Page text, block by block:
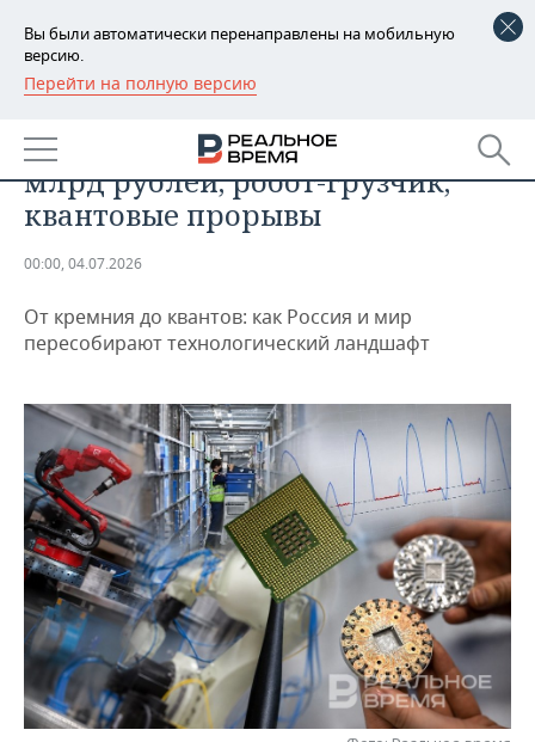
Вы были автоматически перенаправлены на мобильную
версию.
Перейти на полную версию
РЕГИОНЫ
БАШКОРТОСТАН
ТАТАРСТАН
НОВОСТИ
АНАЛИТИКА
ДЕКЛАРАЦИИ О ДОХОДАХ
КОРОЛИ ГОСЗАКАЗА ПФО
ВУЗЫ ТАТАРСТАНА
КОМУ ПРИНАДЛЕЖАТ
ТОРГОВЫЕ ЦЕНТРЫ
ТАТАРСТАНА
НОВОСТИ ЭКОНОМИКИ
ФИНАНСЫ
БАНКИ
БЮДЖЕТ
ИНВЕСТИЦИИ
ПРОМЫШЛЕННОСТЬ
НОВОСТИ
АГРОПРОМ
МАШИНОСТРОЕНИЕ
НЕФТЕХИМИЯ
НЕФТЬ
ОПК
ЭНЕРГЕТИКА
НЕДВИЖИМОСТЬ
НОВОСТИ НЕДВИЖИМОСТИ
АВТО
НОВОСТИ АВТО
БИЗНЕС
НОВОСТИ БИЗНЕСА
РОЗНИЧНАЯ ТОРГОВЛЯ
ТРАНСПОРТ
УСЛУГИ
ТЕХНОЛОГИИ
НОВОСТИ ТЕХНОЛОГИЙ
IT
МЕДИА
МЕРОПРИЯТИЯ
НОВОСТИ МЕРОПРИЯТИЙ
ВЫЕЗДНАЯ РЕДАКЦИЯ
СПОРТ
НОВОСТИ СПОРТА
ОБЩЕСТВО
Завод чипов в Татарстане за 750
млрд рублей, робот-грузчик,
квантовые прорывы
00:00, 04.07.2026
От кремния до квантов: как Россия и мир
пересобирают технологический ландшафт